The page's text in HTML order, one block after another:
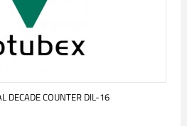
DECADE COUNTER DIL-16